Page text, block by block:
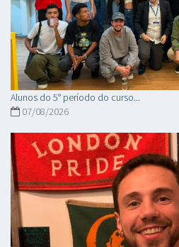
Alunos do 5° período do curso...
07/08/2026